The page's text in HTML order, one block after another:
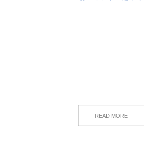
READ MORE